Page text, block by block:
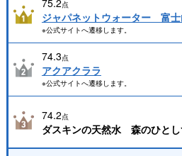
点
ジャパネットウォーター 富
※公式サイトへ遷移します。
74.3点
アクアクララ
※公式サイトへ遷移します。
74.2点
ダスキンの天然水 森のひとし